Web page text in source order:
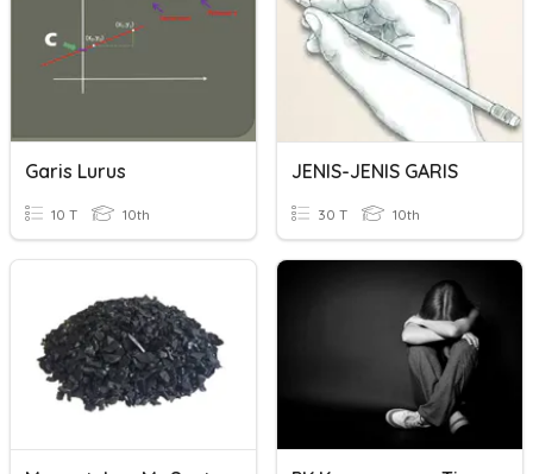
Garis Lurus
10 T 10th
JENIS-JENIS GARIS
30 T 10th